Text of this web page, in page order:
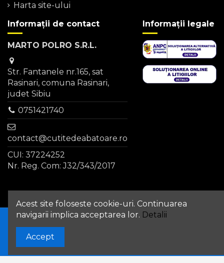
Harta site-ului
Informații de contact
MARTO POLRO S.R.L.
Str. Fantanele nr.165, sat
Rasinari, comuna Rasinari,
judet Sibiu
0751421740
contact@cutitedeabatoare.ro
CUI: 37224252
Nr. Reg. Com: J32/343/2017
Informații legale
© 2022 MARTO POLRO S.R.L. | Site realizat si
promovat de
Acest site foloseste cookie-uri. Continuarea
navigarii implica acceptarea lor. Detalii
Accept